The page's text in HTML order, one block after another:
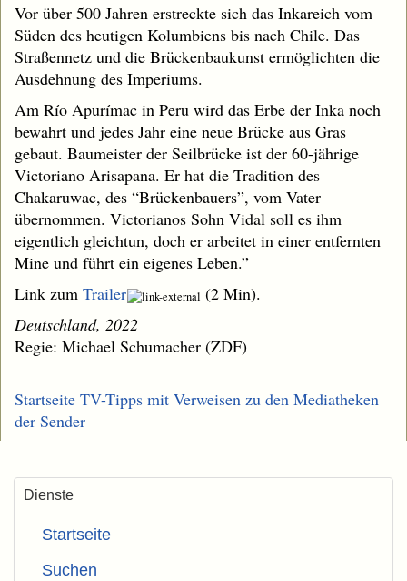
Vor über 500 Jahren erstreckte sich das Inkareich vom
Süden des heutigen Kolumbiens bis nach Chile. Das
Straßennetz und die Brückenbaukunst ermöglichten die
Ausdehnung des Imperiums.
Am Río Apurímac in Peru wird das Erbe der Inka noch
bewahrt und jedes Jahr eine neue Brücke aus Gras
gebaut. Baumeister der Seilbrücke ist der 60-jährige
Victoriano Arisapana. Er hat die Tradition des
Chakaruwac, des “Brückenbauers”, vom Vater
übernommen. Victorianos Sohn Vidal soll es ihm
eigentlich gleichtun, doch er arbeitet in einer entfernten
Mine und führt ein eigenes Leben.”
Link zum Trailer
(2 Min).
Deutschland, 2022
Regie: Michael Schumacher (ZDF)
Startseite TV-Tipps mit Verweisen zu den Mediatheken
der Sender
Dienste
Startseite
Suchen